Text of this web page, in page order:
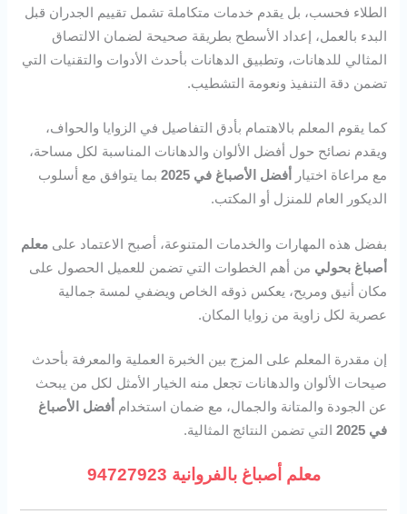
الطلاء فحسب، بل يقدم خدمات متكاملة تشمل تقييم الجدران قبل
البدء بالعمل، إعداد الأسطح بطريقة صحيحة لضمان الالتصاق
المثالي للدهانات، وتطبيق الدهانات بأحدث الأدوات والتقنيات التي
تضمن دقة التنفيذ ونعومة التشطيب.
كما يقوم المعلم بالاهتمام بأدق التفاصيل في الزوايا والحواف،
ويقدم نصائح حول أفضل الألوان والدهانات المناسبة لكل مساحة،
مع مراعاة اختيار
أفضل الأصباغ في 2025
بما يتوافق مع أسلوب
الديكور العام للمنزل أو المكتب.
بفضل هذه المهارات والخدمات المتنوعة، أصبح الاعتماد علىمعلم
أصباغ بحولي من أهم الخطوات التي تضمن للعميل الحصول على
مكان أنيق ومريح، يعكس ذوقه الخاص ويضفي لمسة جمالية
عصرية لكل زاوية من زوايا المكان.
إن مقدرة المعلم على المزج بين الخبرة العملية والمعرفة بأحدث
صيحات الألوان والدهانات تجعل منه الخيار الأمثل لكل من يبحث
عن الجودة والمتانة والجمال، مع ضمان استخدام أفضل الأصباغ
في 2025
التي تضمن النتائج المثالية.
معلم أصباغ بالفروانية 94727923